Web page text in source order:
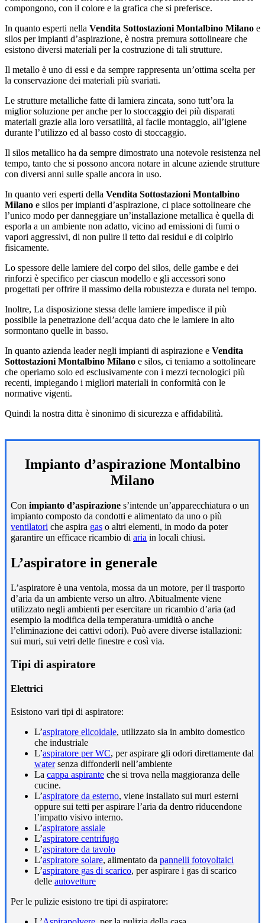
compongono, con il colore e la grafica che si preferisce.
In quanto esperti nella Vendita Sottostazioni Montalbino Milano e
silos per impianti d’aspirazione, è nostra premura sottolineare che
esistono diversi materiali per la costruzione di tali strutture.
Il metallo è uno di essi e da sempre rappresenta un’ottima scelta per
la conservazione dei materiali più svariati.
Le strutture metalliche fatte di lamiera zincata, sono tutt’ora la
miglior soluzione per anche per lo stoccaggio dei più disparati
materiali grazie alla loro versatilità, al facile montaggio, all’igiene
durante l’utilizzo ed al basso costo di stoccaggio.
Il silos metallico ha da sempre dimostrato una notevole resistenza nel
tempo, tanto che si possono ancora notare in alcune aziende strutture
con diversi anni sulle spalle ancora in uso.
In quanto veri esperti della Vendita Sottostazioni Montalbino
Milano e silos per impianti d’aspirazione, ci piace sottolineare che
l’unico modo per danneggiare un’installazione metallica è quella di
esporla a un ambiente non adatto, vicino ad emissioni di fumi o
vapori aggressivi, di non pulire il tetto dai residui e di colpirlo
fisicamente.
Lo spessore delle lamiere del corpo del silos, delle gambe e dei
rinforzi è specifico per ciascun modello e gli accessori sono
progettati per offrire il massimo della robustezza e durata nel tempo.
Inoltre, La disposizione stessa delle lamiere impedisce il più
possibile la penetrazione dell’acqua dato che le lamiere in alto
sormontano quelle in basso.
In quanto azienda leader negli impianti di aspirazione e Vendita
Sottostazioni Montalbino Milano e silos, ci teniamo a sottolineare
che operiamo solo ed esclusivamente con i mezzi tecnologici più
recenti, impiegando i migliori materiali in conformità con le
normative vigenti.
Quindi la nostra ditta è sinonimo di sicurezza e affidabilità.
Impianto d’aspirazione Montalbino
Milano
Con impianto d’aspirazione s’intende un’apparecchiatura o un
impianto composto da condotti e alimentato da uno o più
ventilatori che aspira gas o altri elementi, in modo da poter
garantire un efficace ricambio di aria in locali chiusi.
L’aspiratore in generale
L’aspiratore è una ventola, mossa da un motore, per il trasporto
d’aria da un ambiente verso un altro. Abitualmente viene
utilizzato negli ambienti per esercitare un ricambio d’aria (ad
esempio la modifica della temperatura-umidità o anche
l’eliminazione dei cattivi odori). Può avere diverse istallazioni:
sui muri, sui vetri delle finestre e così via.
Tipi di aspiratore
Elettrici
Esistono vari tipi di aspiratore:
L’aspiratore elicoidale, utilizzato sia in ambito domestico
che industriale
L’aspiratore per WC, per aspirare gli odori direttamente dal
watersenza diffonderli nell’ambiente
La cappa aspirante che si trova nella maggioranza delle
cucine.
L’aspiratore da esterno, viene installato sui muri esterni
oppure sui tetti per aspirare l’aria da dentro riducendone
l’impatto visivo interno.
L’aspiratore assiale
L’aspiratore centrifugo
L’aspiratore da tavolo
L’aspiratore solare, alimentato da pannelli fotovoltaici
L’aspiratore gas di scarico, per aspirare i gas di scarico
delle autovetture
Per le pulizie esistono tre tipi di aspiratore: